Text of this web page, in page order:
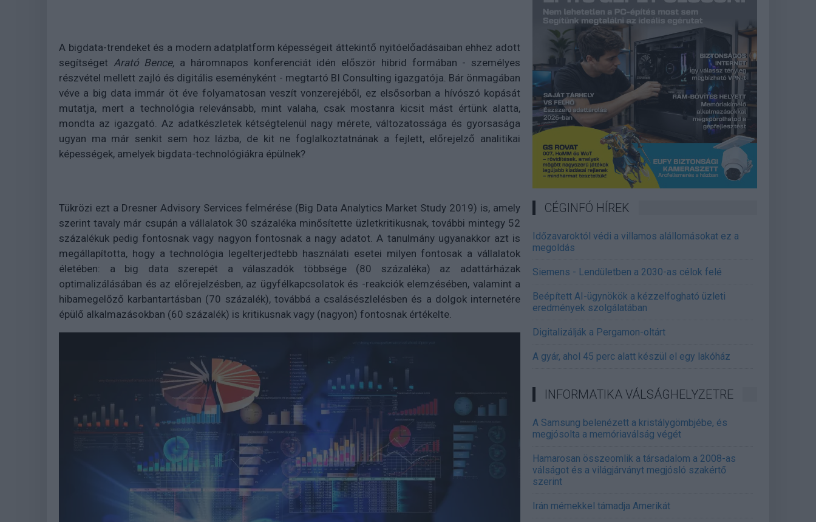
A bigdata-trendeket és a modern adatplatform képességeit áttekintő nyitóelőadásaiban ehhez adott
segítséget Arató Bence, a háromnapos konferenciát idén először hibrid formában - személyes
részvétel mellett zajló és digitális eseményként - megtartó BI Consulting igazgatója. Bár önmagában
véve a big data immár öt éve folyamatosan veszít vonzerejéből, ez elsősorban a hívószó kopását
mutatja, mert a technológia relevánsabb, mint valaha, csak mostanra kicsit mást értünk alatta,
mondta az igazgató. Az adatkészletek kétségtelenül nagy mérete, változatossága és gyorsasága
ugyan ma már senkit sem hoz lázba, de kit ne foglalkoztatnának a fejlett, előrejelző analitikai
képességek, amelyek bigdata-technológiákra épülnek?
Tükrözi ezt a Dresner Advisory Services felmérése (Big Data Analytics Market Study 2019) is, amely
szerint tavaly már csupán a vállalatok 30 százaléka minősítette üzletkritikusnak, további mintegy 52
százalékuk pedig fontosnak vagy nagyon fontosnak a nagy adatot. A tanulmány ugyanakkor azt is
megállapította, hogy a technológia legelterjedtebb használati esetei milyen fontosak a vállalatok
életében: a big data szerepét a válaszadók többsége (80 százaléka) az adattárházak
optimalizálásában és az előrejelzésben, az ügyfélkapcsolatok és -reakciók elemzésében, valamint a
hibamegelőző karbantartásban (70 százalék), továbbá a csalásészlelésben és a dolgok internetére
épülő alkalmazásokban (60 százalék) is kritikusnak vagy (nagyon) fontosnak értékelte.
CÉGINFÓ HÍREK
Időzavaroktól védi a villamos alállomásokat ez a
megoldás
Siemens - Lendületben a 2030-as célok felé
Beépített AI-ügynökök a kézzelfogható üzleti
eredmények szolgálatában
Digitalizálják a Pergamon-oltárt
A gyár, ahol 45 perc alatt készül el egy lakóház
INFORMATIKA VÁLSÁGHELYZETRE
A Samsung belenézett a kristálygömbjébe, és
megjósolta a memóriaválság végét
Hamarosan összeomlik a társadalom a 2008-as
válságot és a világjárványt megjósló szakértő
szerint
Irán mémekkel támadja Amerikát